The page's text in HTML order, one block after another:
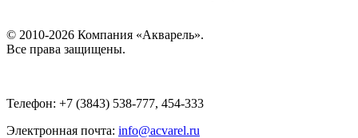
© 2010-2026 Компания «Акварель».
Все права защищены.
Телефон: +7 (3843) 538-777, 454-333
Электронная почта: info@acvarel.ru